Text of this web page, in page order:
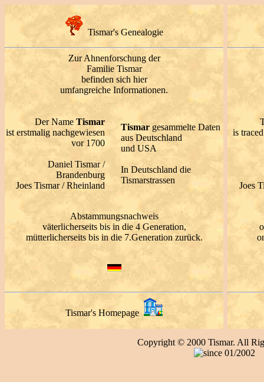
Tismar's Genealogie
Zur Ahnenforschung der
Familie Tismar
befinden sich hier
umfangreiche Informationen.
Der Name Tismar
ist erstmalig nachgewiesen
vor 1700
Daniel Tismar /
Brandenburg
Joes Tismar / Rheinland
Tismar gesammelte Daten
aus Deutschland
und USA
In Deutschland die
Tismarstrassen
Abstammungsnachweis
väterlicherseits bis in die 4 Generation,
mütterlicherseits bis in die 7.Generation zurück.
Tismar's Homepage
is
Joes
Copyright © 2000 Tismar. All